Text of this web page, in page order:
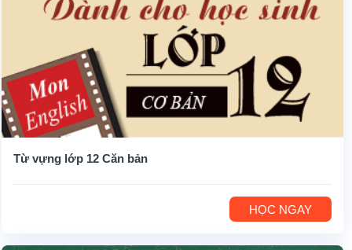
Từ vựng lớp 12 Căn bản
HỌC NGAY